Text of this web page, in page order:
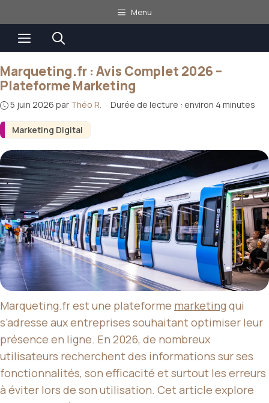
au
contenu
Menu
Menu
Marketing Digital
Marqueting.fr : Avis Complet 2026 –
Plateforme Marketing
5 juin 2026 par Théo R. · Durée de lecture : environ 4 minutes
Marqueting.fr est une plateforme marketingqui
s’adresse aux entreprises souhaitant optimiser leur
présence en ligne. En 2026, de nombreux
utilisateurs recherchent des informations sur ses
fonctionnalités, son efficacité et surtout les erreurs
à éviter lors de son utilisation. Cet article explore